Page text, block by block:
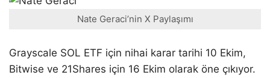
Nate Geraci’nin X Paylaşımı
Grayscale SOL ETF için nihai karar tarihi 10 Ekim,
Bitwise ve 21Shares için 16 Ekim olarak öne çıkıyor.